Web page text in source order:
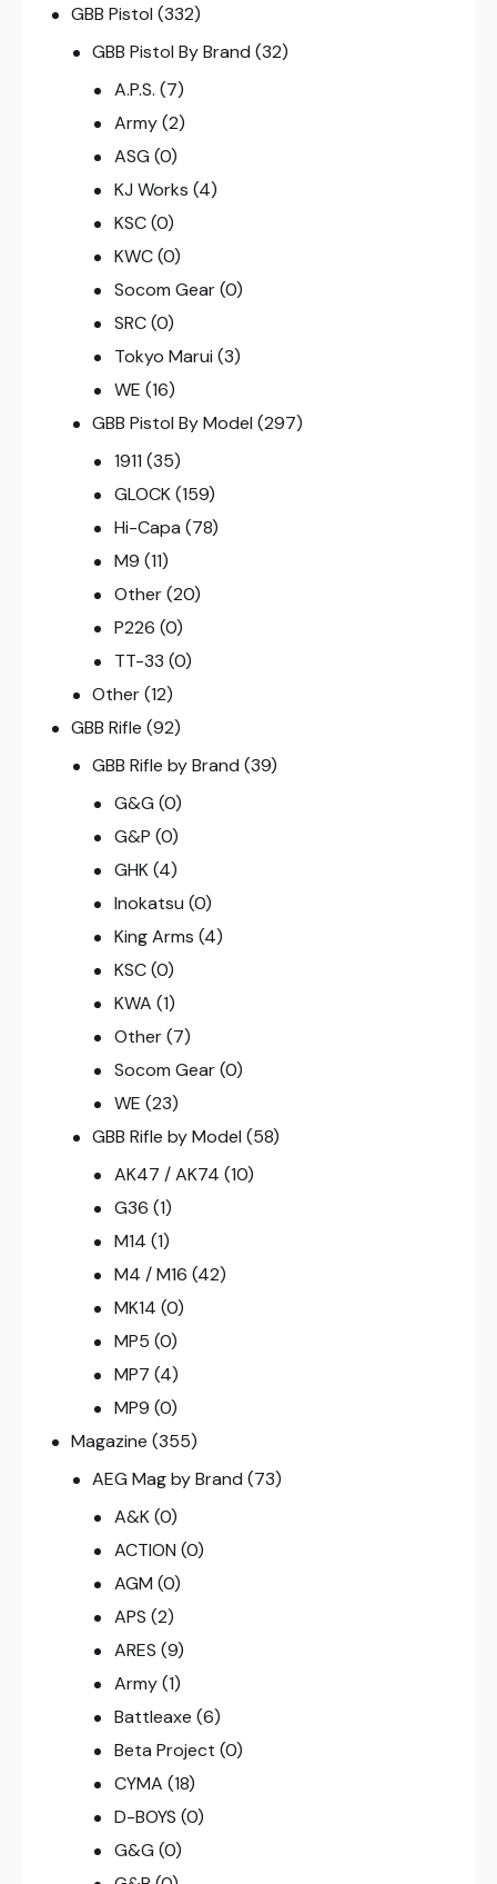
GBB Pistol (332)
GBB Pistol By Brand (32)
A.P.S. (7)
Army (2)
ASG (0)
KJ Works (4)
KSC (0)
KWC (0)
Socom Gear (0)
SRC (0)
Tokyo Marui (3)
WE (16)
GBB Pistol By Model (297)
1911 (35)
GLOCK (159)
Hi-Capa (78)
M9 (11)
Other (20)
P226 (0)
TT-33 (0)
Other (12)
GBB Rifle (92)
GBB Rifle by Brand (39)
G&G (0)
G&P (0)
GHK (4)
Inokatsu (0)
King Arms (4)
KSC (0)
KWA (1)
Other (7)
Socom Gear (0)
WE (23)
GBB Rifle by Model (58)
AK47 / AK74 (10)
G36 (1)
M14 (1)
M4 / M16 (42)
MK14 (0)
MP5 (0)
MP7 (4)
MP9 (0)
Magazine (355)
AEG Mag by Brand (73)
A&K (0)
ACTION (0)
AGM (0)
APS (2)
ARES (9)
Army (1)
Battleaxe (6)
Beta Project (0)
CYMA (18)
D-BOYS (0)
G&G (0)